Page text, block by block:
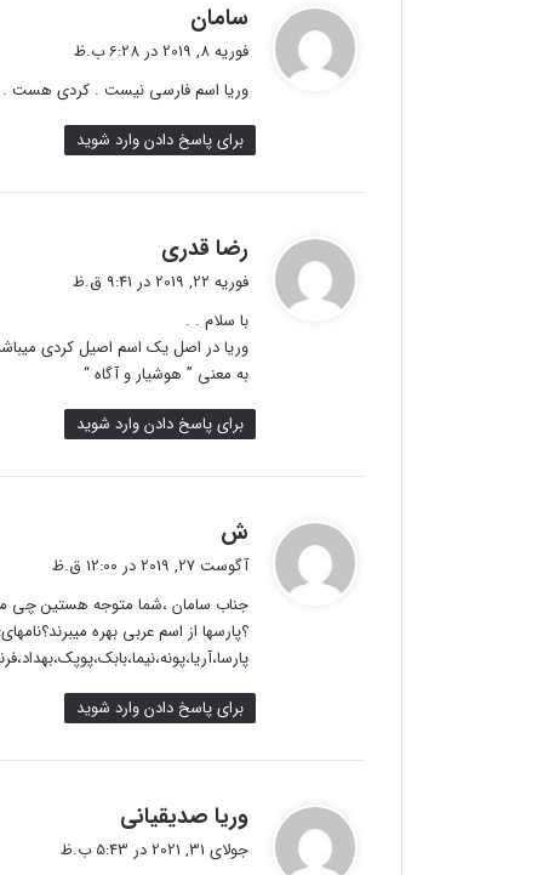
سامان
ف
:
فوریه 8, 2019 در 6:28 ب.ظ
وریا اسم فارسی نیست . کردی هست .
برای پاسخ دادن وارد شوید
رضا قدری
ف
فوریه 22, 2019 در 9:41 ق.ظ
با سلام . .
وریا در اصل یک اسم اصیل کردی
به معنی ” هوشیار و آگاه “
برای پاسخ دادن وارد شوید
ش
:
آگوست 27, 2019 در 12:00 ق.ظ
جناب سامان ،شما متوجه هستین چی
؟پارسها از اسم عربی بهره میبرند؟نامهای:
برای پاسخ دادن وارد شوید
وریا صدیقیانی
ف
جولای 31, 2021 در 5:43 ب.ظ